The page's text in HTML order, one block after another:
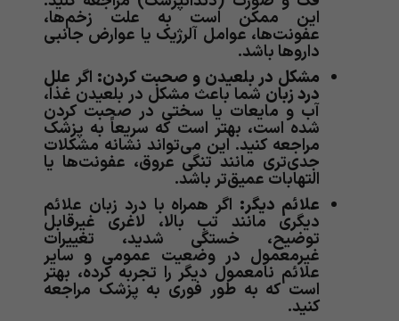
این ممکن است به علت زخم‌ها،
عفونت‌ها، عوامل آلرژیک یا عوارض جانبی
داروها باشد.
مشکل در بلعیدن و صحبت کردن: اگر علل
درد زبان شما باعث مشکل در بلعیدن غذا،
آب و مایعات یا سختی در صحبت کردن
شده است، بهتر است که سریعاً به پزشک
مراجعه کنید. این می‌تواند نشانه مشکلات
جدی‌تری مانند تنگی عروق، عفونت‌ها یا
التهابات عمیق‌تر باشد.
علائم دیگر: اگر همراه با درد زبان علائم
دیگری مانند تب بالا، لاغری غیرقابل
توضیح، خستگی شدید، تغییرات
غیرمعمول در وضعیت عمومی و سایر
علائم نامعمول دیگر را تجربه کرده، بهتر
است که به طور فوری به پزشک مراجعه
کنید.